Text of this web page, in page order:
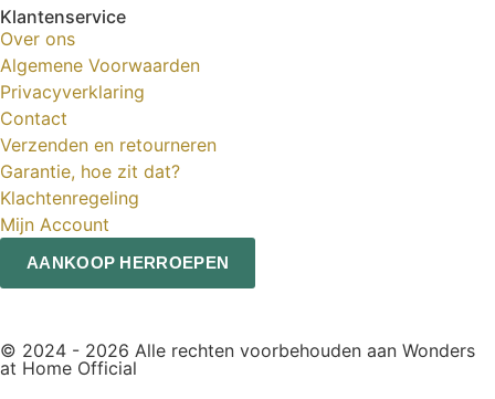
Klantenservice
Over ons
Algemene Voorwaarden
Privacyverklaring
Contact
Verzenden en retourneren
Garantie, hoe zit dat?
Klachtenregeling
Mijn Account
AANKOOP HERROEPEN
© 2024 - 2026 Alle rechten voorbehouden aan Wonders
at Home Official